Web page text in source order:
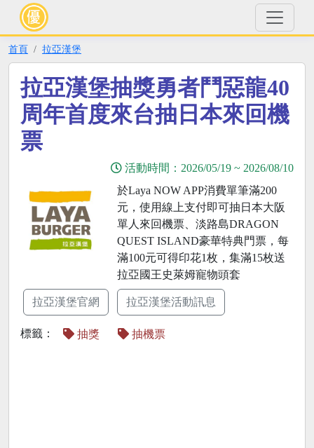
首頁 拉亞漢堡
拉亞漢堡抽獎勇者鬥惡龍40
周年首度來台抽日本來回機
票
活動時間： 2026/05/19 ~ 2026/08/10
於Laya NOW APP消費單筆滿200
元，使用線上支付即可抽日本大阪
單人來回機票、淡路島DRAGON
QUEST ISLAND豪華特典門票，每
滿100元可得印花1枚，集滿15枚送
拉亞國王史萊姆寵物頭套
拉亞漢堡官網 拉亞漢堡活動訊息
標籤： 抽獎 抽機票